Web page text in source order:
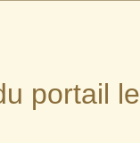
portail